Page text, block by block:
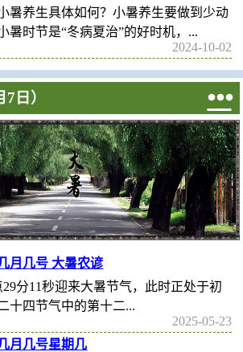
暑养生具体如何？小暑养生要做到少动
暑时节是“冬病夏治”的好时机，...
2024-10-02
7日） 
月几号 大暑农谚
29分11秒迎来大暑节气，此时正处于初
十四节气中的第十二...
2025-05-23
月几号星期几